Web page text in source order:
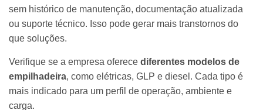
sem histórico de manutenção, documentação atualizada
ou suporte técnico. Isso pode gerar mais transtornos do
que soluções.
Verifique se a empresa oferece diferentes modelos de
empilhadeira, como elétricas, GLP e diesel. Cada tipo é
mais indicado para um perfil de operação, ambiente e
carga.